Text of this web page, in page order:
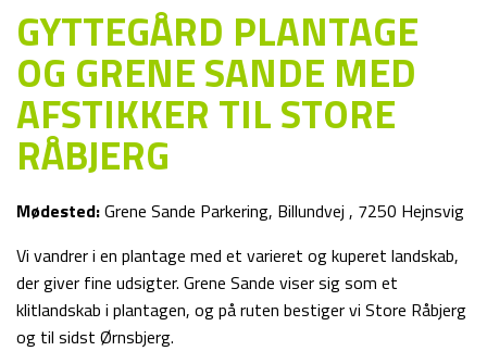
GYTTEGÅRD PLANTAGE
OG GRENE SANDE MED
AFSTIKKER TIL STORE
RÅBJERG
Mødested:Grene Sande Parkering, Billundvej , 7250 Hejnsvig
Vi vandrer i en plantage med et varieret og kuperet landskab,
der giver fine udsigter. Grene Sande viser sig som et
klitlandskab i plantagen, og på ruten bestiger vi Store Råbjerg
og til sidst Ørnsbjerg.